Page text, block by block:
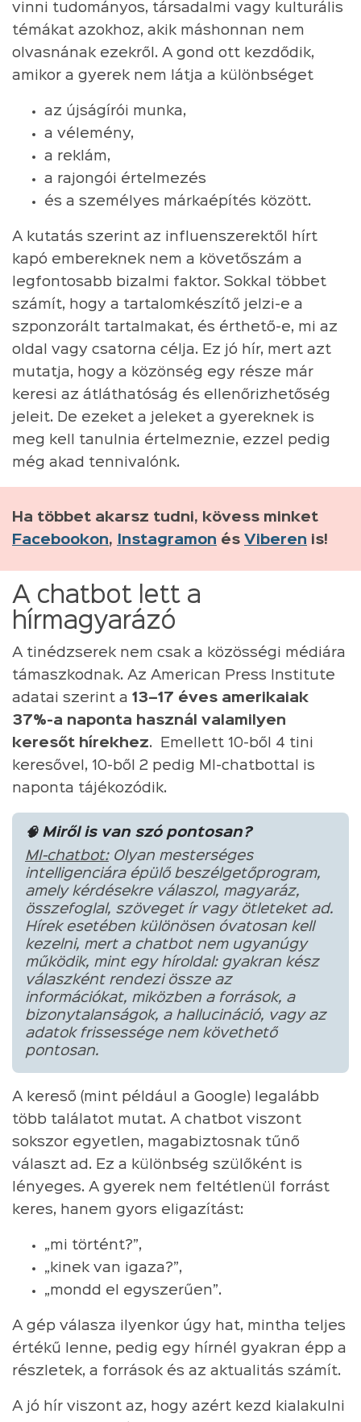
vinni tudományos, társadalmi vagy kulturális
témákat azokhoz, akik máshonnan nem
olvasnának ezekről. A gond ott kezdődik,
amikor a gyerek nem látja a különbséget
az újságírói munka,
a vélemény,
a reklám,
a rajongói értelmezés
és a személyes márkaépítés között.
A kutatás szerint az influenszerektől hírt
kapó embereknek nem a követőszám a
legfontosabb bizalmi faktor. Sokkal többet
számít, hogy a tartalomkészítő jelzi-e a
szponzorált tartalmakat, és érthető-e, mi az
oldal vagy csatorna célja. Ez jó hír, mert azt
mutatja, hogy a közönség egy része már
keresi az átláthatóság és ellenőrizhetőség
jeleit. De ezeket a jeleket a gyereknek is
meg kell tanulnia értelmeznie, ezzel pedig
még akad tennivalónk.
Ha többet akarsz tudni, kövess minket
Facebookon, Instagramon és Viberen is!
A chatbot lett a
hírmagyarázó
A tinédzserek nem csak a közösségi médiára
támaszkodnak. Az American Press Institute
adatai szerint a 13–17 éves amerikaiak
37%-a naponta használ valamilyen
keresőt hírekhez. Emellett 10-ből 4 tini
keresővel, 10-ből 2 pedig MI-chatbottal is
naponta tájékozódik.
🧠 Miről is van szó pontosan?
MI-chatbot:Olyan mesterséges
intelligenciára épülő beszélgetőprogram,
amely kérdésekre válaszol, magyaráz,
összefoglal, szöveget ír vagy ötleteket ad.
Hírek esetében különösen óvatosan kell
kezelni, mert a chatbot nem ugyanúgy
működik, mint egy híroldal: gyakran kész
válaszként rendezi össze az
információkat, miközben a források, a
bizonytalanságok, a hallucináció, vagy az
adatok frissessége nem követhető
pontosan.
A kereső (mint például a Google) legalább
több találatot mutat. A chatbot viszont
sokszor egyetlen, magabiztosnak tűnő
választ ad. Ez a különbség szülőként is
lényeges. A gyerek nem feltétlenül forrást
keres, hanem gyors eligazítást:
„mi történt?”,
„kinek van igaza?”,
„mondd el egyszerűen”.
A gép válasza ilyenkor úgy hat, mintha teljes
értékű lenne, pedig egy hírnél gyakran épp a
részletek, a források és az aktualitás számít.
A jó hír viszont az, hogy azért kezd kialakulni